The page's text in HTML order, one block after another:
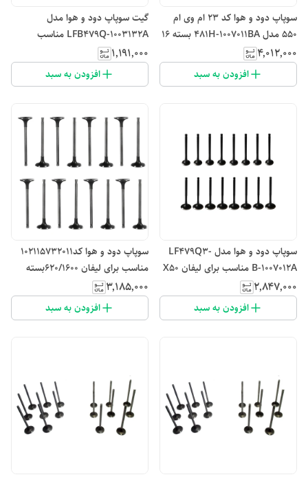
سوپاپ دود و هوا کد ۲۳ ام وی ام
۵۵۰ مدل 481H-1007011BA بسته 16
عددی
۴٬۰۱۲٬۰۰۰
افزودن به سبد
گیت سوپاپ دود و هوا مدل
LFB479Q-1003132A مناسب
16 عددی
۱٬۱۹۱٬۰۰۰
افزودن به سبد
سوپاپ دود و هوا مدل LF479Q3-
B-1007012A مناسب برای لیفان X50
بسته 16 عددی
۲٬۸۴۷٬۰۰۰
افزودن به سبد
سوپاپ دود و هوا کد102115732011
مناسب برای لیفان 620/1600بسته
16عددی
۳٬۱۸۵٬۰۰۰
افزودن به سبد